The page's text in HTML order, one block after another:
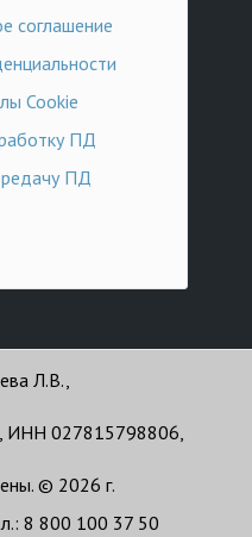
соглашение
Cookie
ПД
ПД
Л.В.,
ИНН 027815798806,
© 2026 г.
8 800 100 37 50